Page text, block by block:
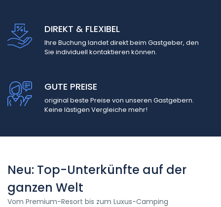
DIREKT & FLEXIBEL
Ihre Buchung landet direkt beim Gastgeber, den
Sie individuell kontaktieren können.
GUTE PREISE
original beste Preise von unseren Gastgebern.
Keine lästigen Vergleiche mehr!
Neu: Top-Unterkünfte auf der
ganzen Welt
Vom Premium-Resort bis zum Luxus-Camping